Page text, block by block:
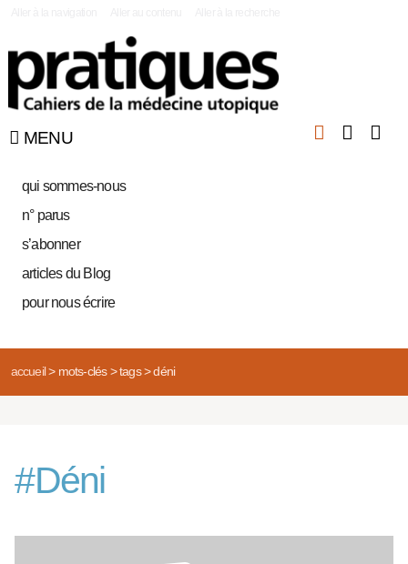
MENU
qui sommes-nous
n° parus
s’abonner
articles du Blog
pour nous écrire
accueil> mots-clés> tags> déni
#Déni